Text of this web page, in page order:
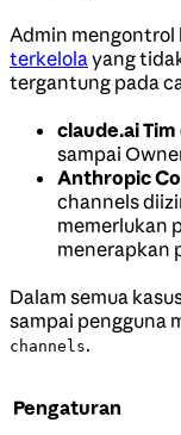
Admin mengontrol
terkelolayang
tergantung pada
claude.ai
sampai
Anthropic
channels
memerlukan
menerapkan
Dalam semua
sampai pengguna
channels.
Pengaturan